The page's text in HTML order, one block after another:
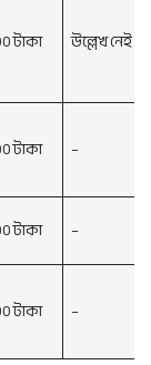
টাকা উল্লেখ নেই
টাকা –
টাকা –
টাকা –